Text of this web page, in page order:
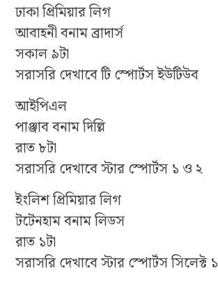
ঢাকা প্রিমিয়ার লিগ
আবাহনী বনাম ব্রাদার্স
সকাল ৯টা
সরাসরি দেখাবে টি স্পোর্টস ইউটিউব
আইপিএল
পাঞ্জাব বনাম দিল্লি
রাত ৮টা
সরাসরি দেখাবে স্টার স্পোর্টস ১ ও ২
ইংলিশ প্রিমিয়ার লিগ
টটেনহাম বনাম লিডস
রাত ১টা
সরাসরি দেখাবে স্টার স্পোর্টস সিলেক্ট ১